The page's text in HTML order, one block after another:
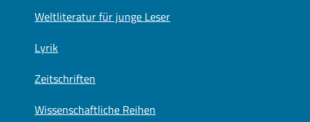
Weltliteratur für junge Leser
Lyrik
Zeitschriften
Wissenschaftliche Reihen